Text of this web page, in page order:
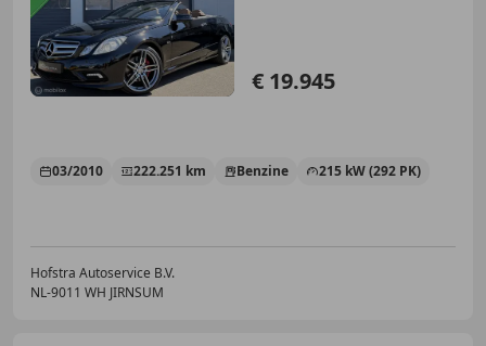
€ 19.945
03/2010 222.251 km Benzine 215 kW (292 PK)
Hofstra Autoservice B.V.
NL-9011 WH JIRNSUM